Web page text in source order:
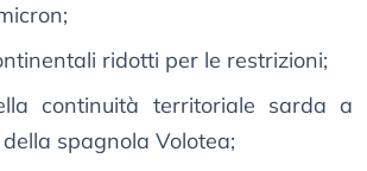
ridotti per le restrizioni;
continuità territoriale sarda a
spagnola Volotea;